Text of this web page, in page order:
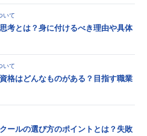
いて
考とは？身に付けるべき理由や具体
いて
格はどんなものがある？目指す職業
ールの選び方のポイントとは？失敗